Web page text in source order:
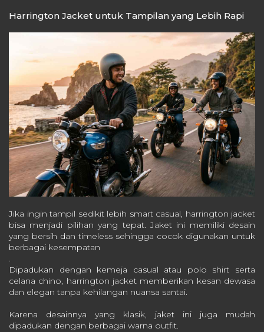
Harrington Jacket untuk Tampilan yang Lebih Rapi
Jika ingin tampil sedikit lebih smart casual, harrington jacket
bisa menjadi pilihan yang tepat. Jaket ini memiliki desain
yang bersih dan timeless sehingga cocok digunakan untuk
berbagai kesempatan
.
Dipadukan dengan kemeja casual atau polo shirt serta
celana chino, harrington jacket memberikan kesan dewasa
dan elegan tanpa kehilangan nuansa santai.
Karena desainnya yang klasik, jaket ini juga mudah
dipadukan dengan berbagai warna outfit.